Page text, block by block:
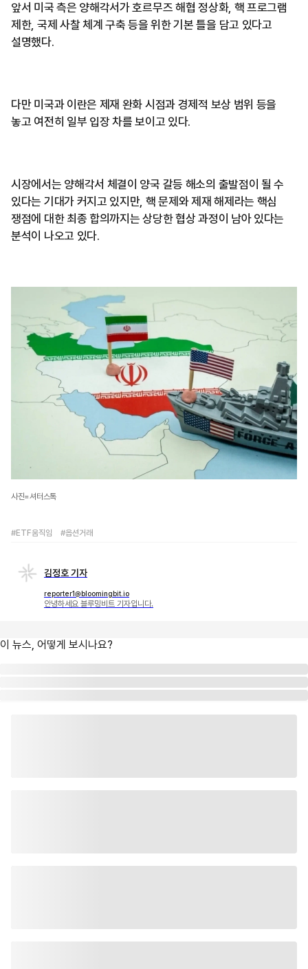
앞서 미국 측은 양해각서가 호르무즈 해협 정상화, 핵 프로그램
제한, 국제 사찰 체계 구축 등을 위한 기본 틀을 담고 있다고
설명했다.
다만 미국과 이란은 제재 완화 시점과 경제적 보상 범위 등을
놓고 여전히 일부 입장 차를 보이고 있다.
시장에서는 양해각서 체결이 양국 갈등 해소의 출발점이 될 수
있다는 기대가 커지고 있지만, 핵 문제와 제재 해제라는 핵심
쟁점에 대한 최종 합의까지는 상당한 협상 과정이 남아 있다는
분석이 나오고 있다.
사진=셔터스톡
#ETF움직임 #옵션거래
김정호 기자
reporter1@bloomingbit.io
안녕하세요 블루밍비트 기자입니다.
이 뉴스, 어떻게 보시나요?